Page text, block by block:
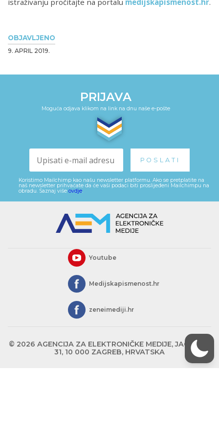
OBJAVLJENO
9. APRIL 2019.
istraživanju pročitajte na portalu medijskapismenost.hr.
PRIJAVA
Moguća odjava klikom na link na dnu naše e-pošte
Koristimo Mailchimp kao našu newsletter platformu. Ako se pretplatite na
naš newsletter prihvaćate da će vaši podaci biti proslijeđeni Mailchimpu na
obradu. Saznaj više ovdje.
Youtube
Medijskapismenost.hr
zeneimediji.hr
© 2026 AGENCIJA ZA ELEKTRONIČKE MEDIJE, JAGIĆEVA
31, 10 000 ZAGREB, HRVATSKA